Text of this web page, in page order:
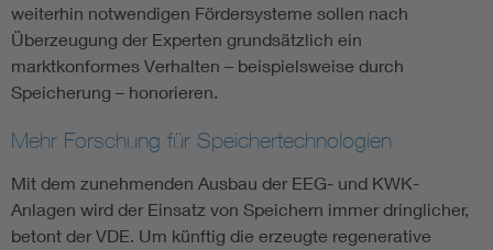
weiterhin notwendigen Fördersysteme sollen nach
Überzeugung der Experten grundsätzlich ein
marktkonformes Verhalten – beispielsweise durch
Speicherung – honorieren.
Mehr Forschung für Speichertechnologien
Mit dem zunehmenden Ausbau der EEG- und KWK-
Anlagen wird der Einsatz von Speichern immer dringlicher,
betont der VDE. Um künftig die erzeugte regenerative